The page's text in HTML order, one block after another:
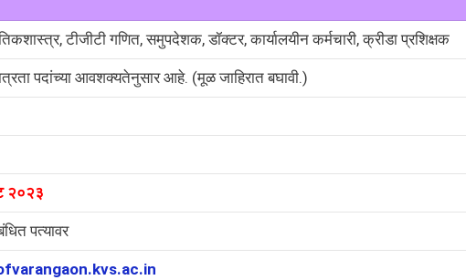
टीजीटी गणित, समुपदेशक, डॉक्टर, कार्यालयीन कर्मचारी, क्रीडा प्रशिक्षक
पदांच्या आवशक्यतेनुसार आहे. (मूळ जाहिरात बघावी.)
२०२३
पत्यावर